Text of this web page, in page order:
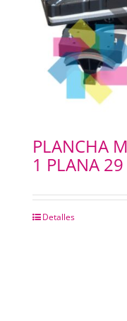
PLANCHA
1 PLANA 29
Detalles